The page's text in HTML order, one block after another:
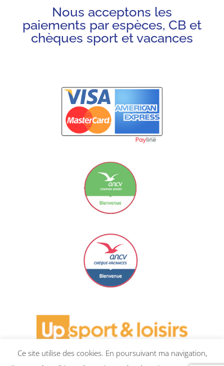
Nous acceptons les
paiements par espèces, CB et
chèques sport et vacances
Carte Bancaire
Le Coupon Sport ancv
Le Chèque Vacances ancv
Ce site utilise des cookies. En poursuivant ma navigation,